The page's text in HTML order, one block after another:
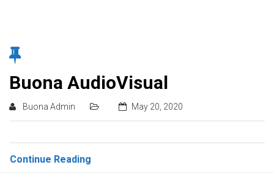
Buona AudioVisual
Buona Admin May 20, 2020
Continue Reading